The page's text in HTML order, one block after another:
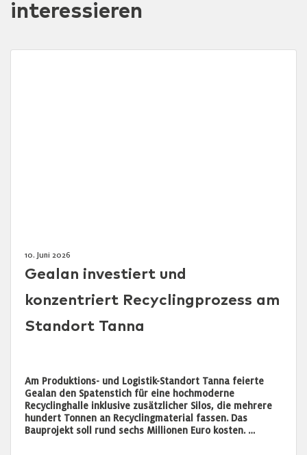
interessieren
10. Juni 2026
Gealan investiert und
konzentriert Recyclingprozess am
Standort Tanna
Am Produktions- und Logistik-Standort Tanna feierte
Gealan den Spatenstich für eine hochmoderne
Recyclinghalle inklusive zusätzlicher Silos, die mehrere
hundert Tonnen an Recyclingmaterial fassen. Das
Bauprojekt soll rund sechs Millionen Euro kosten. …